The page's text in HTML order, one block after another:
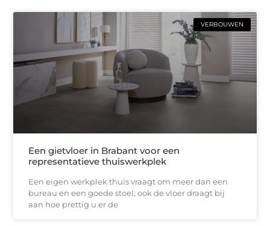
VERBOUWEN
Een gietvloer in Brabant voor een
representatieve thuiswerkplek
Een eigen werkplek thuis vraagt om meer dan een
bureau en een goede stoel; ook de vloer draagt bij
aan hoe prettig u er de